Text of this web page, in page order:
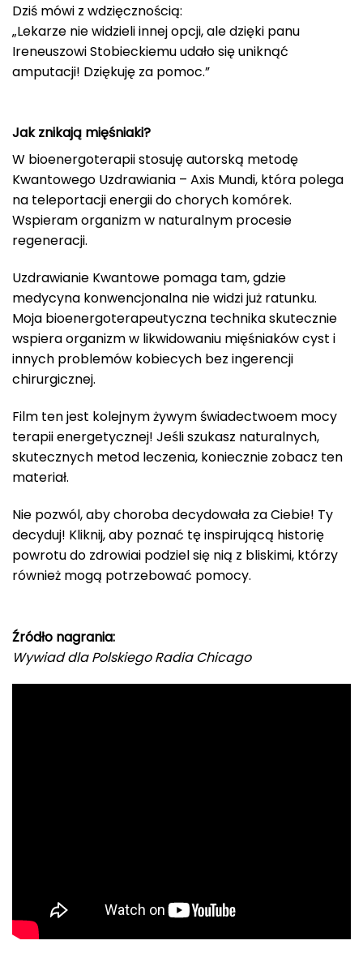
Dziś mówi z wdzięcznością:
„Lekarze nie widzieli innej opcji, ale dzięki panu
Ireneuszowi Stobieckiemu udało się uniknąć
amputacji! Dziękuję za pomoc.”
Jak znikają mięśniaki?
W bioenergoterapii stosuję autorską metodę
Kwantowego Uzdrawiania – Axis Mundi, która polega
na teleportacji energii do chorych komórek.
Wspieram organizm w naturalnym procesie
regeneracji.
Uzdrawianie Kwantowe pomaga tam, gdzie
medycyna konwencjonalna nie widzi już ratunku.
Moja bioenergoterapeutyczna technika skutecznie
wspiera organizm w likwidowaniu mięśniaków cyst i
innych problemów kobiecych bez ingerencji
chirurgicznej.
Film ten jest kolejnym żywym świadectwoem mocy
terapii energetycznej! Jeśli szukasz naturalnych,
skutecznych metod leczenia, koniecznie zobacz ten
materiał.
Nie pozwól, aby choroba decydowała za Ciebie! Ty
decyduj! Kliknij, aby poznać tę inspirującą historię
powrotu do zdrowiai podziel się nią z bliskimi, którzy
również mogą potrzebować pomocy.
Źródło nagrania:
Wywiad dla Polskiego Radia Chicago